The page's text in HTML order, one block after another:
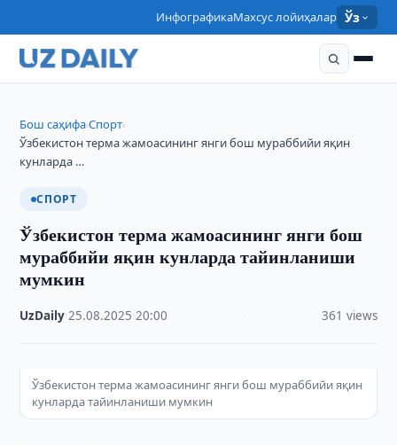
ИнфографикаМахсус лойиҳалар Ўз
Бош саҳифа›Спорт›
Ўзбекистон терма жамоасининг янги бош мураббийи яқин
кунларда …
СПОРТ
Ўзбекистон терма жамоасининг янги бош
мураббийи яқин кунларда тайинланиши
мумкин
UzDaily ·25.08.2025 ·20:00 361 views
Ўзбекистон терма жамоасининг янги бош мураббийи яқин
кунларда тайинланиши мумкин